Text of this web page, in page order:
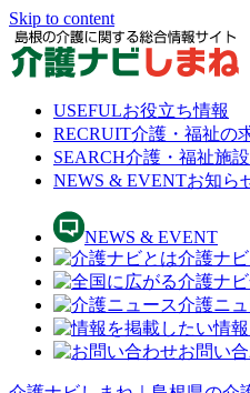
Skip to content
USEFULお役立ち情報
RECRUIT介護・福祉の
SEARCH介護・福祉施
NEWS & EVENTお知ら
NEWS & EVENT
介護ナ
介護ニ
情
お問い